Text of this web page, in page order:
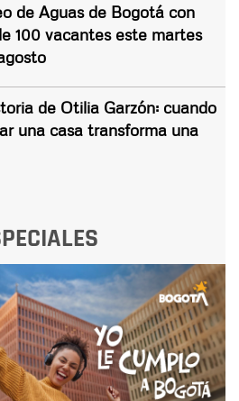
de Aguas de Bogotá con
100 vacantes este martes
de Otilia Garzón: cuando
una casa transforma una